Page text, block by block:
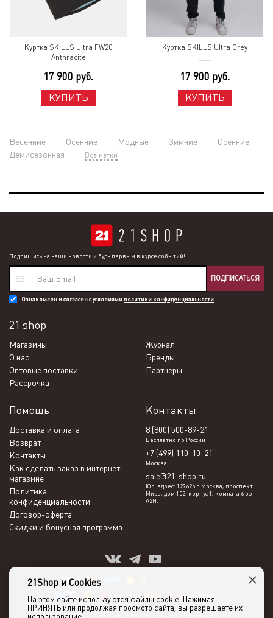
Куртка SKILLS Ultra FW20
Anthracite
17 900 руб.
КУПИТЬ
Куртка SKILLS Ultra Grey
17 900 руб.
КУПИТЬ
Весенние Осенние Модные Зимние
Осенние
Демисезонная
Все метки
Подпишись на наши новости и будь первым в курсе событий!
ПОДПИСАТЬСЯ
Ознакомлен и согласен с условиями политики конфиденциальности
21 shop
Магазины
Журнал
О нас
Бренды
Оптовые поставки
Партнеры
Рассрочка
Помощь
Доставка и оплата
Возврат
Контакты
Как сделать заказ в интернет-
магазине
Политика
конфиденциальности
Договор-оферта
Скидки и бонусная программа
Контакты
8 (800) 500-89-21
Бесплатно по России
+7 (499) 110-10-21
Москва
sale@21-shop.ru
Юр. адрес: 129626 г. Москва, проспект
Мира, дом 102, корпус 1, комната 6 оф
А2Н.
21shop 2026 -
21Shop и Cookies
На этом сайте используются файлы cookie. Нажимая
ПРИНЯТЬ или продолжая просмотр сайта, вы разрешаете их
×